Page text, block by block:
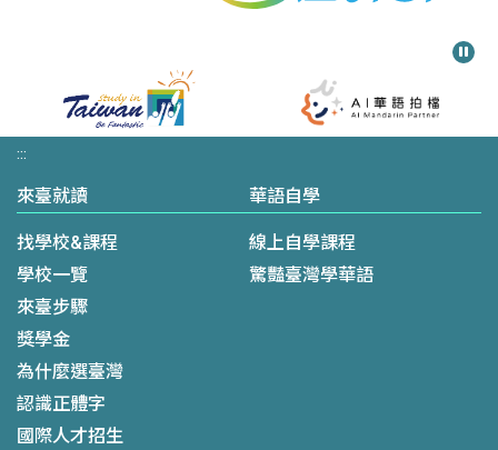
:::
來臺就讀
找學校&課程
學校一覽
來臺步驟
獎學金
為什麼選臺灣
認識正體字
國際人才招生
華語自學
線上自學課程
驚豔臺灣學華語